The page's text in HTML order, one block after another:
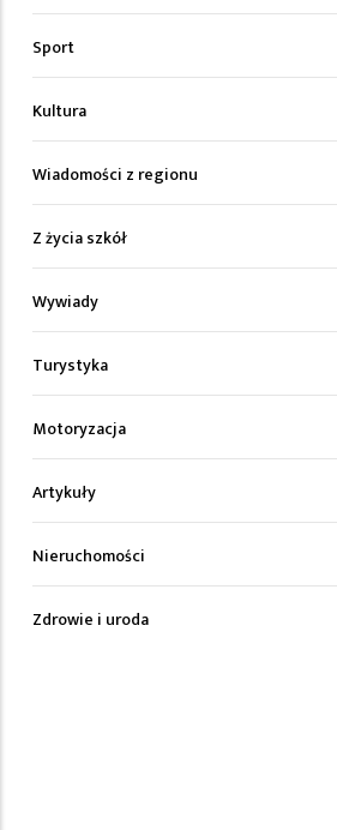
Sport
Kultura
Wiadomości z regionu
Z życia szkół
Wywiady
Turystyka
Motoryzacja
Artykuły
Nieruchomości
Zdrowie i uroda